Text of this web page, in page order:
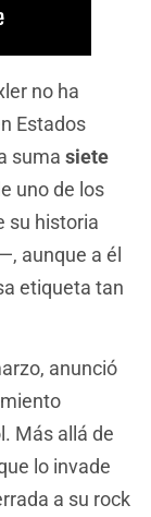
no ha
Estados
suma siete
uno de los
su historia
aunque a él
etiqueta tan
anunció
Más allá de
lo invade
a su rock